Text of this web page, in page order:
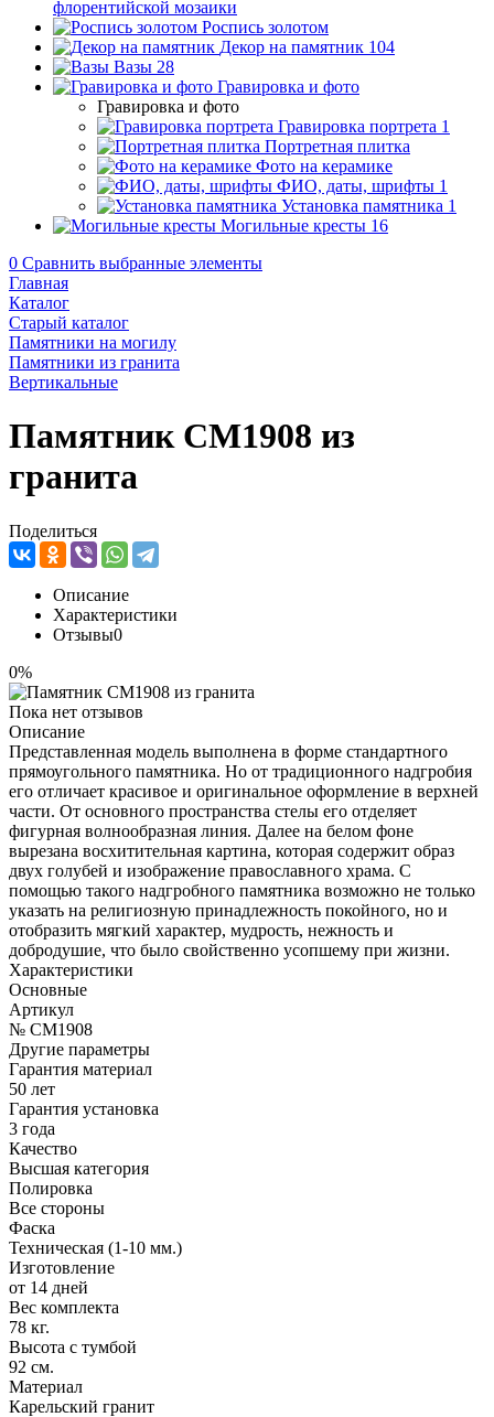
флорентийской мозаики
Роспись золотом
Декор на памятник 104
Вазы 28
Гравировка и фото
Гравировка и фото
Гравировка портрета 1
Портретная плитка
Фото на керамике
ФИО, даты, шрифты 1
Установка памятника 1
Могильные кресты 16
0 Сравнить выбранные элементы
Главная
Каталог
Старый каталог
Памятники на могилу
Памятники из гранита
Вертикальные
Памятник CM1908 из
гранита
Поделиться
Описание
Характеристики
Отзывы0
0%
Пока нет отзывов
Описание
Представленная модель выполнена в форме стандартного
прямоугольного памятника. Но от традиционного надгробия
его отличает красивое и оригинальное оформление в верхней
части. От основного пространства стелы его отделяет
фигурная волнообразная линия. Далее на белом фоне
вырезана восхитительная картина, которая содержит образ
двух голубей и изображение православного храма. С
помощью такого надгробного памятника возможно не только
указать на религиозную принадлежность покойного, но и
отобразить мягкий характер, мудрость, нежность и
добродушие, что было свойственно усопшему при жизни.
Характеристики
Основные
Артикул
№ CM1908
Другие параметры
Гарантия материал
50 лет
Гарантия установка
3 года
Качество
Высшая категория
Полировка
Все стороны
Фаска
Техническая (1-10 мм.)
Изготовление
от 14 дней
Вес комплекта
78 кг.
Высота с тумбой
92 см.
Материал
Карельский гранит